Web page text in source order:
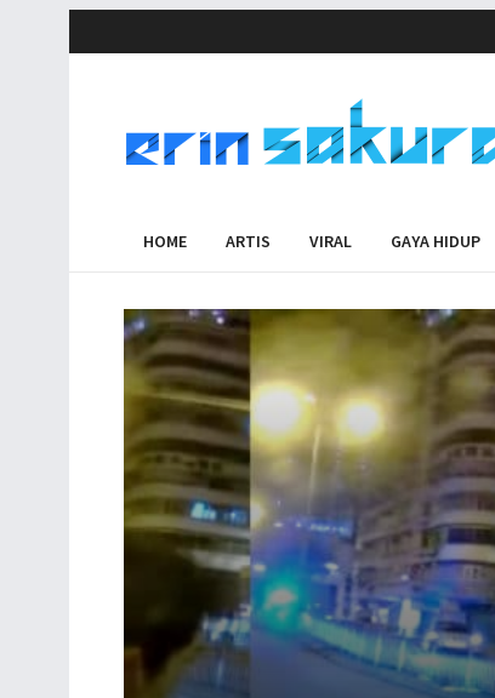
HOME ARTIS VIRAL GAYA HIDUP